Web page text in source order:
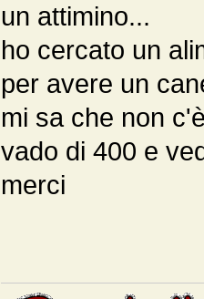
un attimino...
ho cercato un
per avere un
mi sa che non
vado di 400 e
merci